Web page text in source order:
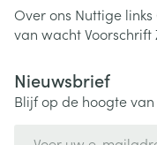
Over ons Nuttige links
van wachtVoorschrift
Nieuwsbrief
Blijf op de hoogte